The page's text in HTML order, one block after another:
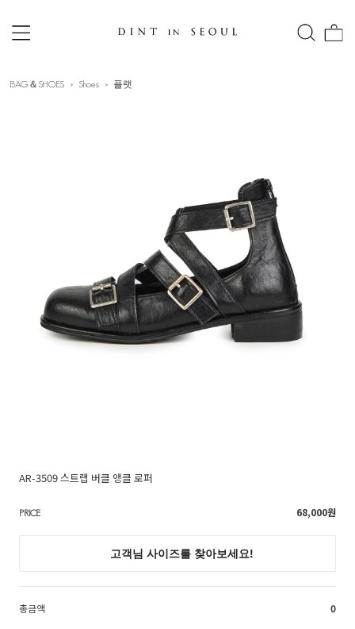
BAG＆SHOES Shoes 플랫
AR-3509 스트랩 버클 앵클 로퍼
PRICE 68,000원
총금액 0